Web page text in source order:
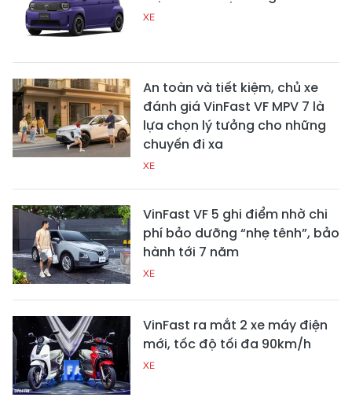
XE
An toàn và tiết kiệm, chủ xe
đánh giá VinFast VF MPV 7 là
lựa chọn lý tưởng cho những
chuyến đi xa
XE
VinFast VF 5 ghi điểm nhờ chi
phí bảo dưỡng “nhẹ tênh”, bảo
hành tới 7 năm
XE
VinFast ra mắt 2 xe máy điện
mới, tốc độ tối đa 90km/h
XE